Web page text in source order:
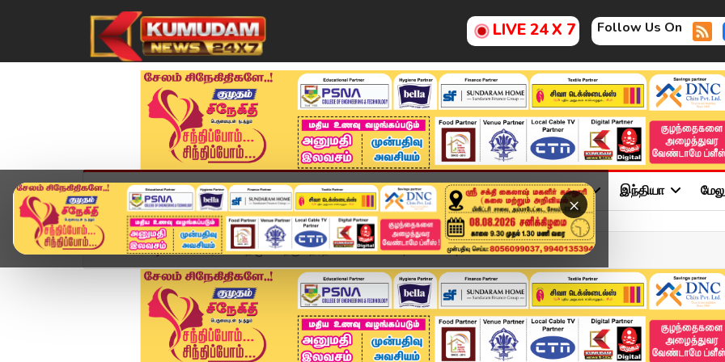
LIVE 24 X 7 Follow Us On
×
முகப்பு விளையாட்டு அண்மை தமிழ்நாடு சினிமா அரசியல் விளையாட்டு இந்தியா
Home வீடியோ ஸ்டோரி "திமுகவிற்கு தேர்தல் பயம்" - EPS | AIADMK | Din...